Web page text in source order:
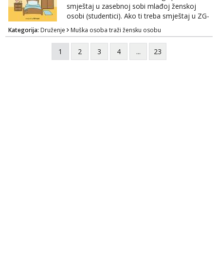
smještaj u zasebnoj sobi mlađoj ženskoj
osobi (studentici). Ako ti treba smještaj u ZG-
u, a ne želiš plaćati sobu i tako malo uštedjeti,
javi se na mail.
Kategorija: Druženje Muška osoba traži žensku osobu
1 2 3 4 ... 23